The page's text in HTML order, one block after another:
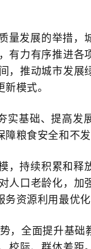
发展的举措
力有序推进各
推动城市发
模式。
基础、提高
粮食安全和不发
持续积累和
口老龄化，
资源利用最优化
全面提升基